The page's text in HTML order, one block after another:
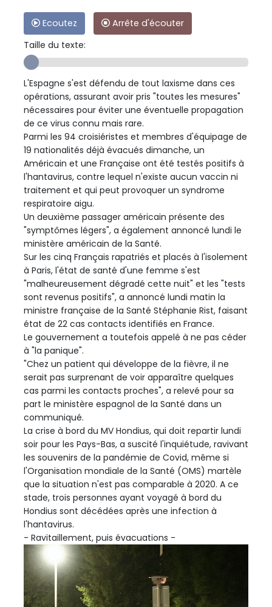
Ecoutez
Arrête d'écouter
Taille du texte:
L'Espagne s'est défendu de tout laxisme dans ces
opérations, assurant avoir pris "toutes les mesures"
nécessaires pour éviter une éventuelle propagation
de ce virus connu mais rare.
Parmi les 94 croisiéristes et membres d'équipage de
19 nationalités déjà évacués dimanche, un
Américain et une Française ont été testés positifs à
l'hantavirus, contre lequel n'existe aucun vaccin ni
traitement et qui peut provoquer un syndrome
respiratoire aigu.
Un deuxième passager américain présente des
"symptômes légers", a également annoncé lundi le
ministère américain de la Santé.
Sur les cinq Français rapatriés et placés à l'isolement
à Paris, l'état de santé d'une femme s'est
"malheureusement dégradé cette nuit" et les "tests
sont revenus positifs", a annoncé lundi matin la
ministre française de la Santé Stéphanie Rist, faisant
état de 22 cas contacts identifiés en France.
Le gouvernement a toutefois appelé à ne pas céder
à "la panique".
"Chez un patient qui développe de la fièvre, il ne
serait pas surprenant de voir apparaître quelques
cas parmi les contacts proches", a relevé pour sa
part le ministère espagnol de la Santé dans un
communiqué.
La crise à bord du MV Hondius, qui doit repartir lundi
soir pour les Pays-Bas, a suscité l'inquiétude, ravivant
les souvenirs de la pandémie de Covid, même si
l'Organisation mondiale de la Santé (OMS) martèle
que la situation n'est pas comparable à 2020. A ce
stade, trois personnes ayant voyagé à bord du
Hondius sont décédées après une infection à
l'hantavirus.
- Ravitaillement, puis évacuations -